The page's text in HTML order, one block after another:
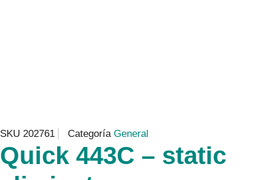
SKU 202761 Categoría General
Quick 443C – static